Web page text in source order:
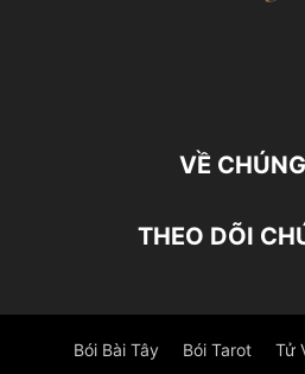
VỀ
THEO DÕI
Bói Bài Tây Bói Tarot Tử